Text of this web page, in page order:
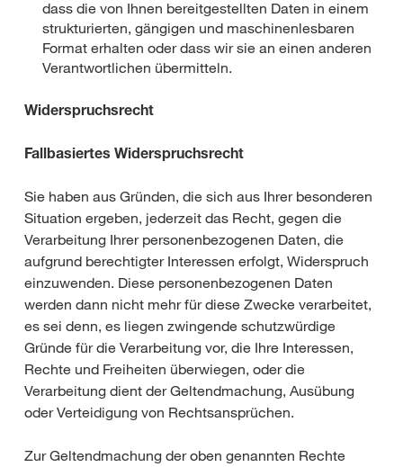
dass die von Ihnen bereitgestellten Daten in einem
strukturierten, gängigen und maschinenlesbaren
Format erhalten oder dass wir sie an einen anderen
Verantwortlichen übermitteln.
Widerspruchsrecht
Fallbasiertes Widerspruchsrecht
Sie haben aus Gründen, die sich aus Ihrer besonderen
Situation ergeben, jederzeit das Recht, gegen die
Verarbeitung Ihrer personenbezogenen Daten, die
aufgrund berechtigter Interessen erfolgt, Widerspruch
einzuwenden. Diese personenbezogenen Daten
werden dann nicht mehr für diese Zwecke verarbeitet,
es sei denn, es liegen zwingende schutzwürdige
Gründe für die Verarbeitung vor, die Ihre Interessen,
Rechte und Freiheiten überwiegen, oder die
Verarbeitung dient der Geltendmachung, Ausübung
oder Verteidigung von Rechtsansprüchen.
Zur Geltendmachung der oben genannten Rechte